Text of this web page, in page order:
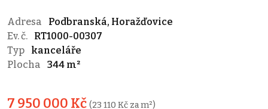
Adresa
Podbranská, Horažďovice
Ev. č.
RT1000-00307
Typ
kanceláře
Plocha
344 m²
7 950 000 Kč (23 110 Kč za m²)